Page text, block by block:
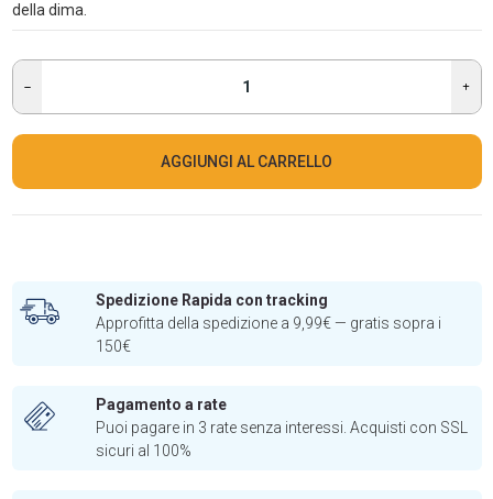
della dima.
AGGIUNGI AL CARRELLO
Spedizione Rapida con tracking
Approfitta della spedizione a 9,99€ — gratis sopra i
150€
Pagamento a rate
Puoi pagare in 3 rate senza interessi. Acquisti con SSL
sicuri al 100%